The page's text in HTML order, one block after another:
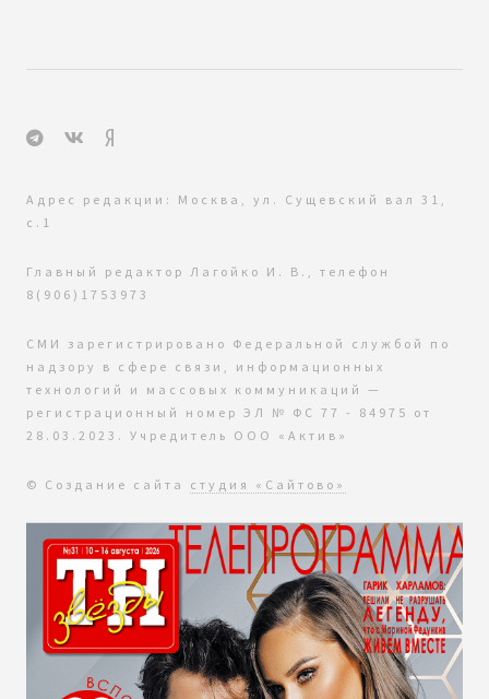
Адрес редакции: Москва, ул. Сущевский вал 31,
с.1
Главный редактор Лагойко И. В., телефон
8(906)1753973
СМИ зарегистрировано Федеральной службой по
надзору в сфере связи, информационных
технологий и массовых коммуникаций —
регистрационный номер ЭЛ № ФС 77 - 84975 от
28.03.2023. Учредитель ООО «Актив»
© Создание сайта студия «Сайтово»